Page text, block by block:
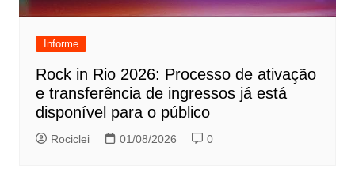
Informe
Rock in Rio 2026: Processo de ativação
e transferência de ingressos já está
disponível para o público
Rociclei 01/08/2026 0